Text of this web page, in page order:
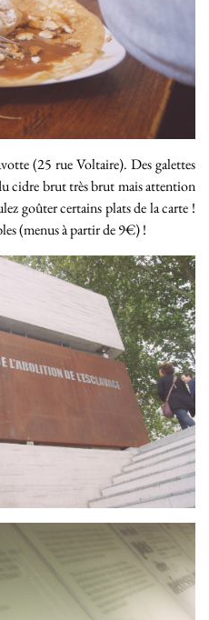
(25 rue Voltaire). Des galettes
cidre brut très brut mais attention
goûter certains plats de la carte !
(menus à partir de 9€) !